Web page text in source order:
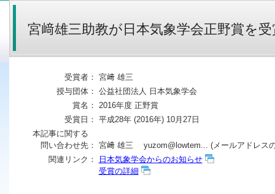
宮﨑雄三助教が日本気象学会正野賞を受
受賞者： 宮﨑 雄三
授与団体： 公益社団法人 日本気象学会
賞名： 2016年度 正野賞
受賞日： 平成28年 (2016年) 10月27日
本記事に関する
問い合わせ先： 宮﨑 雄三 yuzom@lowtem... (メールアドレス
関連リンク：
日本気象学会からのお知らせ
受賞の詳細